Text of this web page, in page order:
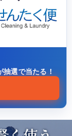
抽選で当たる！